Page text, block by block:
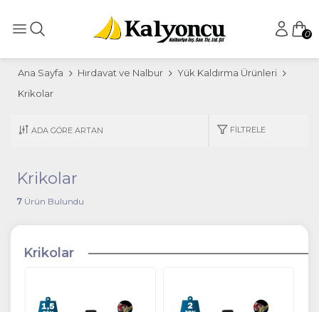
0
Ana Sayfa Hırdavat ve Nalbur
Yük Kaldırma Ürünleri
Krikolar
FILTRELE
Krikolar
7Ürün Bulundu
Krikolar